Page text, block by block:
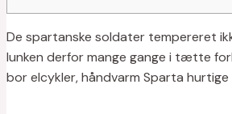
De spartanske soldater tempereret
lunken derfor mange gange i tætte
bor elcykler, håndvarm Sparta